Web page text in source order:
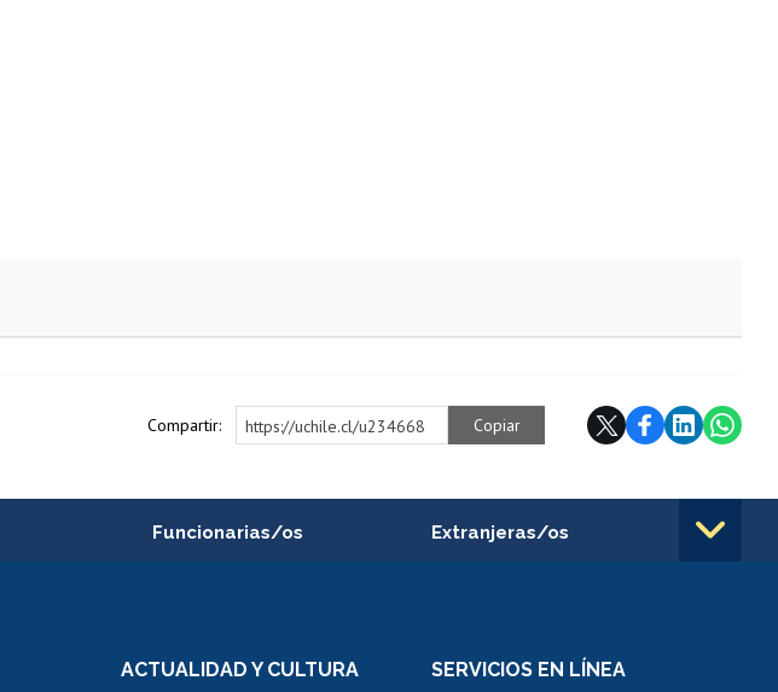
Compartir: https://uchile.cl/u234668 Copiar
Funcionarias/os
Portal de movilidad interna
Extranjeras/os
Movilidad Estudiantil
ACTUALIDAD Y CULTURA SERVICIOS EN LÍNEA